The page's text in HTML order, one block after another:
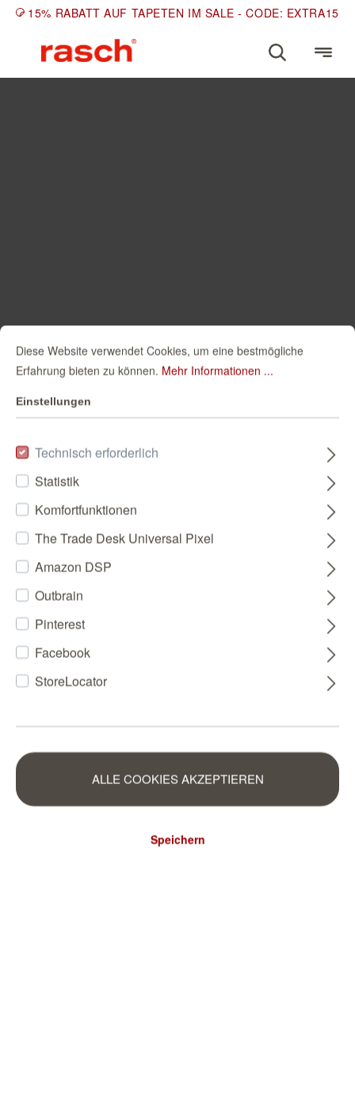
15% RABATT AUF TAPETEN IM SALE - CODE: EXTRA15
Diese Website verwendet Cookies, um eine bestmögliche
Erfahrung bieten zu können. Mehr Informationen ...
Einstellungen
Technisch erforderlich
Statistik
Komfortfunktionen
The Trade Desk Universal Pixel
Amazon DSP
Outbrain
Pinterest
Facebook
StoreLocator
ALLE COOKIES AKZEPTIEREN
Speichern